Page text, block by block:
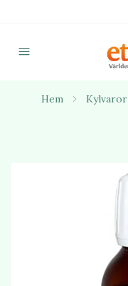
Hem Kylvaror